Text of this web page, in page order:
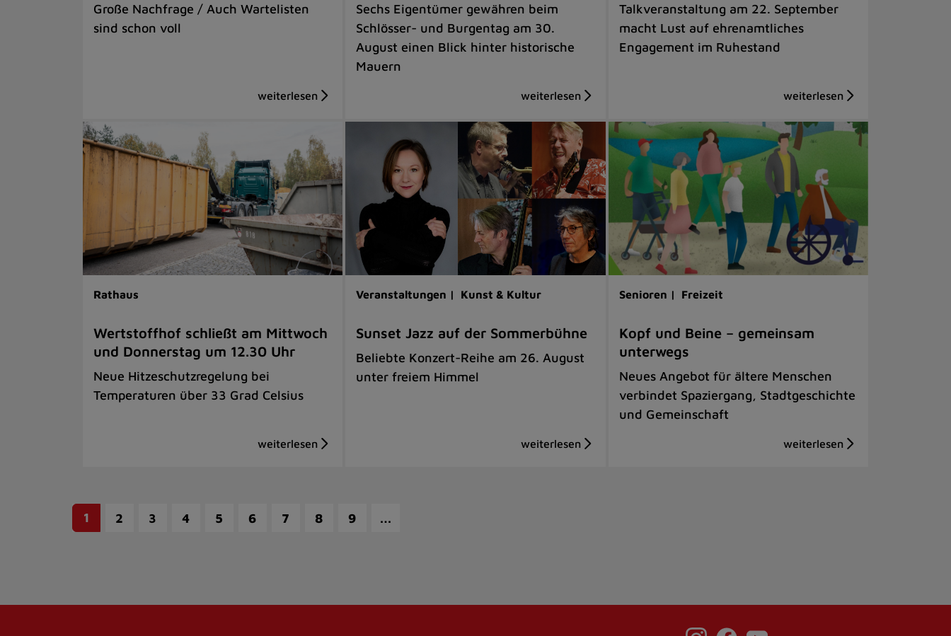
Große Nachfrage / Auch Wartelisten
sind schon voll
Sechs Eigentümer gewähren beim
Schlösser- und Burgentag am 30.
August einen Blick hinter historische
Mauern
Talkveranstaltung am 22. September
macht Lust auf ehrenamtliches
Engagement im Ruhestand
Rathaus
Wertstoffhof schließt am Mittwoch
und Donnerstag um 12.30 Uhr
Neue Hitzeschutzregelung bei
Temperaturen über 33 Grad Celsius
Veranstaltungen | Kunst & Kultur
Sunset Jazz auf der Sommerbühne
Beliebte Konzert-Reihe am 26. August
unter freiem Himmel
Senioren | Freizeit
Kopf und Beine – gemeinsam
unterwegs
Neues Angebot für ältere Menschen
verbindet Spaziergang, Stadtgeschichte
und Gemeinschaft
1 2 3 4 5 6 7 8 9 …